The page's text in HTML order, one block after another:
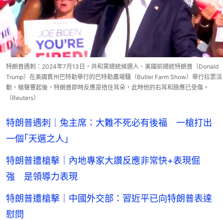
特朗普遇刺：2024年7月13日，共和黨總統候選人、美國前總統特朗普（Donald
Trump）在美國賓州巴特勒舉行的巴特勒農場騷（Butler Farm Show）舉行拉票活
動，槍聲響起後，特朗普即時反應是捂住耳朵，此時他的右耳和臉應已受傷。
（Reuters）
特朗普遇刺｜兔主席：大難不死必有後福 一槍打出
一個｢天選之人｣
特朗普遭槍擊｜內地專家大讚反應非常快+表現倔
強 是領導力表現
特朗普遭槍擊｜中國外交部：習近平已向特朗普表達
慰問